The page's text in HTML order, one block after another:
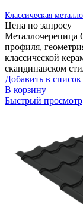
Классическая
Цена по запросу
Металлочерепица
профиля,
классической
скандинавском
Добавить в
В корзину
Быстрый просмотр